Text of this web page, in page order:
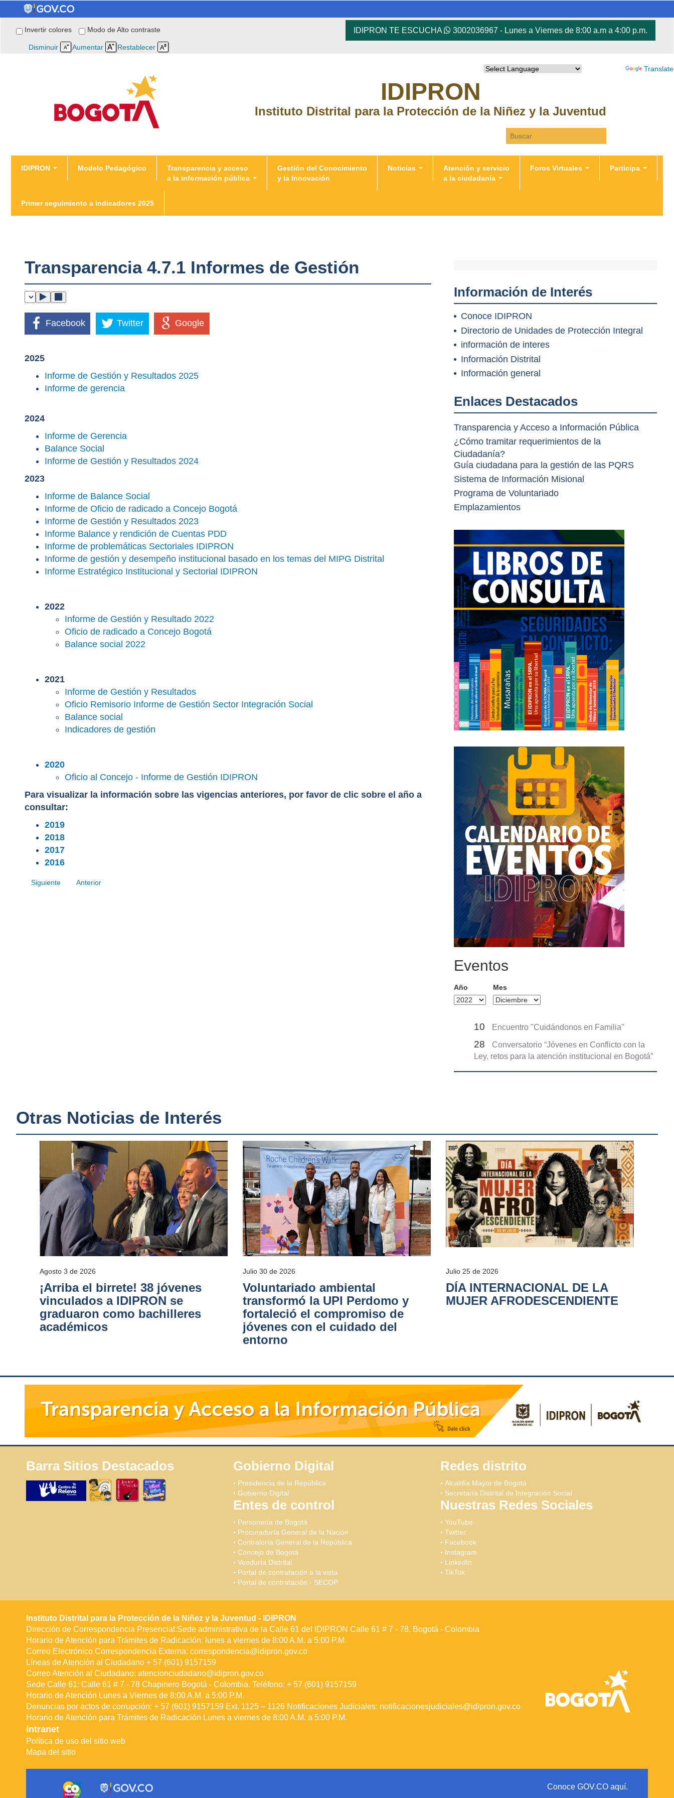
Invertir colores Modo de Alto contraste
Disminuir Aumentar Restablecer
IDIPRON TE ESCUCHA 3002036967 - Lunes a Viernes de 8:00 a.m a 4:00 p.m.
Translate
Search this site
IDIPRON
Instituto Distrital para la Protección de la Niñez y la Juventud
IDIPRON Modelo Pedagógico
Transparencia y acceso
a la información pública
Gestión del Conocimiento
y la Innovación
Noticias
Atención y servicio
a la ciudadanía
Foros Virtuales Participa
Primer seguimiento a indicadores 2025
You are here
Transparencia 4.7.1 Informes de Gestión
Facebook Twitter Google
2025
Informe de Gestión y Resultados 2025
Informe de gerencia
2024
Informe de Gerencia
Balance Social
Informe de Gestión y Resultados 2024
2023
Informe de Balance Social
Informe de Oficio de radicado a Concejo Bogotá
Informe de Gestión y Resultados 2023
Informe Balance y rendición de Cuentas PDD
Informe de problemáticas Sectoriales IDIPRON
Informe de gestión y desempeño institucional basado en los temas del MIPG Distrital
Informe Estratégico Institucional y Sectorial IDIPRON
2022
Informe de Gestión y Resultado 2022
Oficio de radicado a Concejo Bogotá
Balance social 2022
2021
Informe de Gestión y Resultados
Oficio Remisorio Informe de Gestión Sector Integración Social
Balance social
Indicadores de gestión
2020
Oficio al Concejo - Informe de Gestión IDIPRON
Para visualizar la información sobre las vigencias anteriores, por favor de clic sobre el año a
consultar:
2019
2018
2017
2016
Siguiente Anterior
Información de Interés
Conoce IDIPRON
Directorio de Unidades de Protección Integral
información de interes
Información Distrital
Información general
Enlaces Destacados
Transparencia y Acceso a Información Pública
¿Cómo tramitar requerimientos de la
Ciudadanía?
Guía ciudadana para la gestión de las PQRS
Sistema de Información Misional
Programa de Voluntariado
Emplazamientos
Eventos
Año Mes
10 Encuentro "Cuidándonos en Familia"
28
Conversatorio “Jóvenes en Conflicto con la
Ley, retos para la atención institucional en Bogotá”
Otras Noticias de Interés
Agosto 3 de 2026
¡Arriba el birrete! 38 jóvenes
vinculados a IDIPRON se
graduaron como bachilleres
académicos
Julio 30 de 2026
Voluntariado ambiental
transformó la UPI Perdomo y
fortaleció el compromiso de
jóvenes con el cuidado del
entorno
Julio 25 de 2026
DÍA INTERNACIONAL DE LA
MUJER AFRODESCENDIENTE
Barra Sitios Destacados Gobierno Digital
Presidencia de la República
Gobierno Digital
Redes distrito
Alcaldía Mayor de Bogotá
Secretaría Distrital de Integración Social
Entes de control
Personería de Bogotá
Procuraduría General de la Nación
Contraloría General de la República
Concejo de Bogotá
Veeduría Distrital
Portal de contratación a la vista
Portal de contratación - SECOP
Nuestras Redes Sociales
YouTube
Twitter
Facebook
Instagram
LinkedIn
TikTok
Instituto Distrital para la Protección de la Niñez y la Juventud - IDIPRON
Dirección de Correspondencia Presencial:Sede administrativa de la Calle 61 del IDIPRON Calle 61 # 7 - 78, Bogotá - Colombia
Horario de Atención para Trámites de Radicación: lunes a viernes de 8:00 A.M. a 5:00 P.M.
Correo Electrónico Correspondencia Externa: correspondencia@idipron.gov.co
Líneas de Atención al Ciudadano + 57 (601) 9157159
Correo Atención al Ciudadano: atencionciudadano@idipron.gov.co
Sede Calle 61: Calle 61 # 7 - 78 Chapinero Bogotá - Colombia. Teléfono: + 57 (601) 9157159
Horario de Atención Lunes a Viernes de 8:00 A.M. a 5:00 P.M.
Denuncias por actos de corrupción: + 57 (601) 9157159 Ext. 1125 – 1126 Notificaciones Judiciales: notificacionesjudiciales@idipron.gov.co
Horario de Atención para Trámites de Radicación Lunes a viernes de 8:00 A.M. a 5:00 P.M.
intranet
Política de uso del sitio web
Mapa del sitio
Conoce GOV.CO aquí.